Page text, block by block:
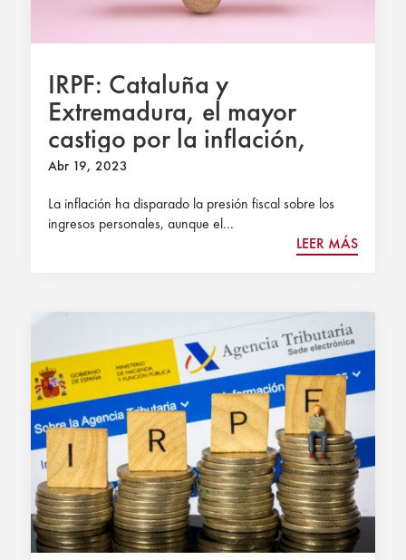
IRPF: Cataluña y
Extremadura, el mayor
castigo por la inflación,
Madrid, Canarias y
Andalucía, el que menos
Abr 19, 2023
La inflación ha disparado la presión fiscal sobre los
ingresos personales, aunque el...
LEER MÁS